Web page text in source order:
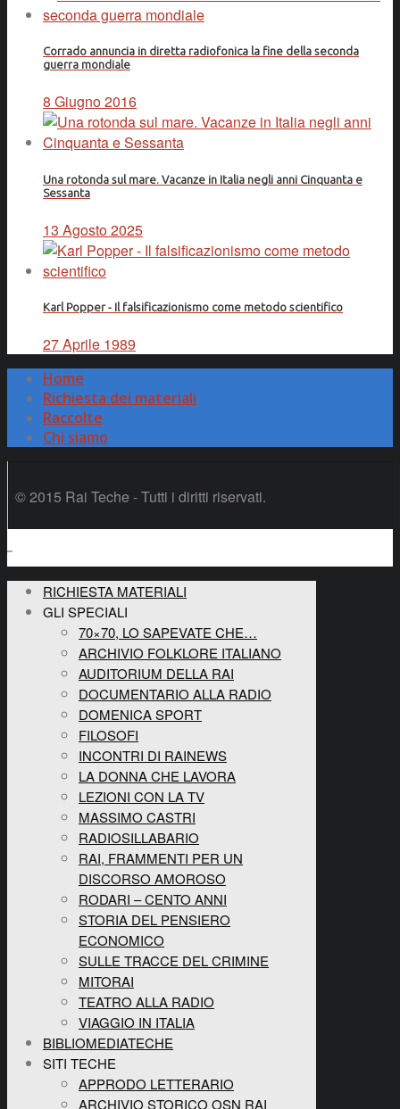
Corrado annuncia in diretta radiofonica la fine della seconda
guerra mondiale
8 Giugno 2016
Una rotonda sul mare. Vacanze in Italia negli anni Cinquanta e
Sessanta
13 Agosto 2025
Karl Popper - Il falsificazionismo come metodo scientifico
27 Aprile 1989
Home
Richiesta dei materiali
Raccolte
Chi siamo
© 2015 Rai Teche - Tutti i diritti riservati.
RICHIESTA MATERIALI
GLI SPECIALI
70×70, LO SAPEVATE CHE…
ARCHIVIO FOLKLORE ITALIANO
AUDITORIUM DELLA RAI
DOCUMENTARIO ALLA RADIO
DOMENICA SPORT
FILOSOFI
INCONTRI DI RAINEWS
LA DONNA CHE LAVORA
LEZIONI CON LA TV
MASSIMO CASTRI
RADIOSILLABARIO
RAI, FRAMMENTI PER UN
DISCORSO AMOROSO
RODARI – CENTO ANNI
STORIA DEL PENSIERO
ECONOMICO
SULLE TRACCE DEL CRIMINE
MITORAI
TEATRO ALLA RADIO
VIAGGIO IN ITALIA
BIBLIOMEDIATECHE
SITI TECHE
APPRODO LETTERARIO
ARCHIVIO STORICO OSN RAI